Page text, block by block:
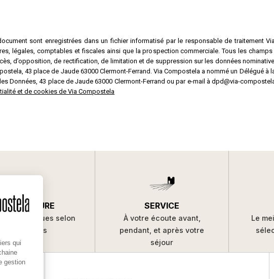
sont enregistrées dans un fichier informatisé par le responsable de traitement
légales, comptables et fiscales ainsi que la prospection commerciale. Tous les
d’opposition, de rectification, de limitation et de suppression sur les données
43 place de Jaude 63000 Clermont-Ferrand. Via Compostela a nommé un Délégué
Données, 43 place de Jaude 63000 Clermont-Ferrand ou par e-mail à dpd@via-
et de cookies de Via Compostela
SUR-MESURE
uniques selon
vos envies
SERVICE
À votre écoute avant,
pendant, et après votre
séjour
Le